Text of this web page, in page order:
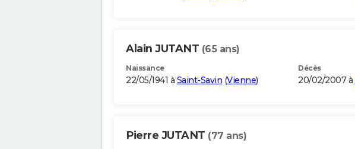
Alain JUTANT (65 ans)
Naissance
22/05/1941 à Saint-Savin (Vienne)
Décès
20/02/2007 à
Pierre JUTANT (77 ans)